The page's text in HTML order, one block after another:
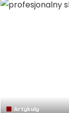
Artykuły